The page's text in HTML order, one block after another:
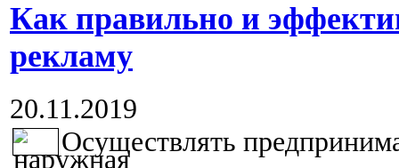
Как правильно и
рекламу
20.11.2019
Осуществлять